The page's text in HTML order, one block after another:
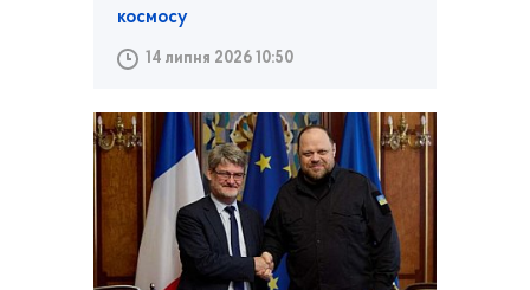
космосу
14 липня 2026 10:50